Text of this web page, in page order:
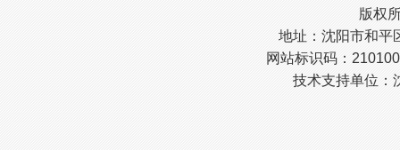
版权
地址：沈阳市和平
网站标识码：
技术支持单位：